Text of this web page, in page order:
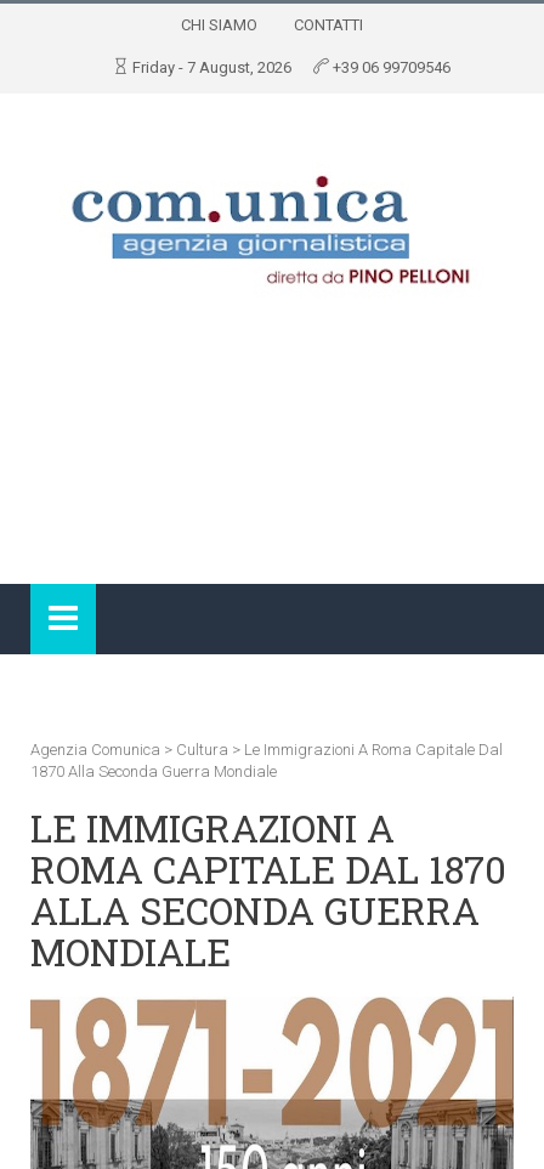
CHI SIAMO CONTATTI
Friday - 7 August, 2026 +39 06 99709546
Agenzia Comunica > Cultura > Le Immigrazioni A Roma Capitale Dal
1870 Alla Seconda Guerra Mondiale
LE IMMIGRAZIONI A
ROMA CAPITALE DAL 1870
ALLA SECONDA GUERRA
MONDIALE